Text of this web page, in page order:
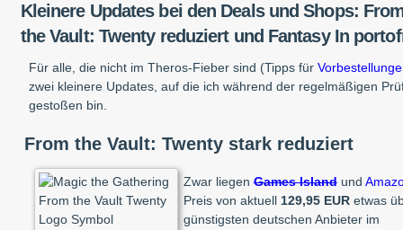
Kleinere Updates bei den Deals und Shops:
the Vault: Twenty reduziert und Fantasy In
Für alle, die nicht im Theros-Fieber sind (Tipps für
zwei kleinere Updates, auf die ich während der regelmäßigen
gestoßen bin.
From the Vault: Twenty stark reduziert
Zwar liegenGames Islandund
Preis von aktuell 129,95 EURetwas
günstigsten deutschen Anbieter im